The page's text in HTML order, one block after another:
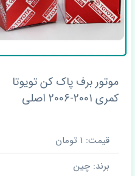
موتور برف پاک کن تویوتا
کمری 2001-2006 اصلی
قیمت: 1 تومان
برند: چین